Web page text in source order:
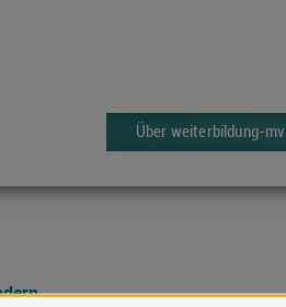
Über weiterbildung-mv